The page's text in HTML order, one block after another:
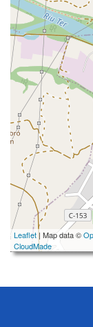
Leaflet | Map data ©
CloudMade